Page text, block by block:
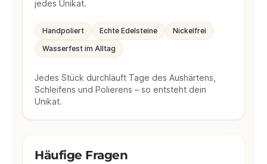
jedes Unikat.
Handpoliert Echte Edelsteine
Nickelfrei
Wasserfest im Alltag
Jedes Stück durchläuft Tage des Aushärtens,
Schleifens und Polierens – so entsteht dein
Unikat.
Häufige Fragen